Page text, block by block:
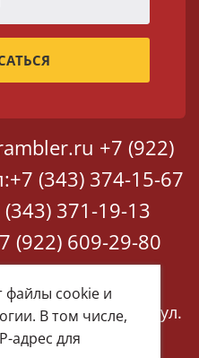
+7 (922)
(343) 374-15-67
371-19-13
(922) 609-29-80
2
Екатеринбург, ул.
76
файлы cookie и
В том числе,
адрес для